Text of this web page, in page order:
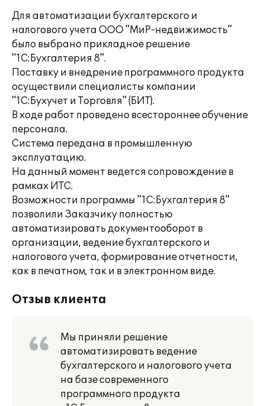
Для автоматизации бухгалтерского и
налогового учета ООО "МиР-недвижимость"
было выбрано прикладное решение
"1С:Бухгалтерия 8".
Поставку и внедрение программного продукта
осуществили специалисты компании
"1С:Бухучет и Торговля" (БИТ).
В ходе работ проведено всестороннее обучение
персонала.
Система передана в промышленную
эксплуатацию.
На данный момент ведется сопровождение в
рамках ИТС.
Возможности программы "1С:Бухгалтерия 8"
позволили Заказчику полностью
автоматизировать документооборот в
организации, ведение бухгалтерского и
налогового учета, формирование отчетности,
как в печатном, так и в электронном виде.
Отзыв клиента
Мы приняли решение
автоматизировать ведение
бухгалтерского и налогового учета
на базе современного
программного продукта